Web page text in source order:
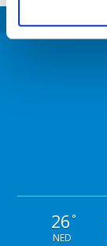
26 °
NED